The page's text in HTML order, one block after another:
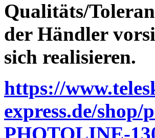
Qualitäts/
der Händler
sich realisieren.
https://
express.de/
PHOTOLINE-